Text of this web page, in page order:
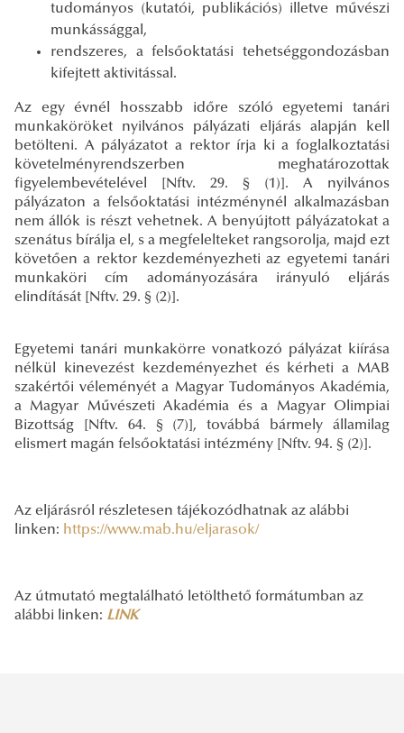
tudományos (kutatói, publikációs) illetve művészi
munkássággal,
rendszeres, a felsőoktatási tehetséggondozásban
kifejtett aktivitással.
Az egy évnél hosszabb időre szóló egyetemi tanári
munkaköröket nyilvános pályázati eljárás alapján kell
betölteni. A pályázatot a rektor írja ki a foglalkoztatási
követelményrendszerben meghatározottak
figyelembevételével [Nftv. 29. § (1)]. A nyilvános
pályázaton a felsőoktatási intézménynél alkalmazásban
nem állók is részt vehetnek. A benyújtott pályázatokat a
szenátus bírálja el, s a megfelelteket rangsorolja, majd ezt
követően a rektor kezdeményezheti az egyetemi tanári
munkaköri cím adományozására irányuló eljárás
elindítását [Nftv. 29. § (2)].
Egyetemi tanári munkakörre vonatkozó pályázat kiírása
nélkül kinevezést kezdeményezhet és kérheti a MAB
szakértői véleményét a Magyar Tudományos Akadémia,
a Magyar Művészeti Akadémia és a Magyar Olimpiai
Bizottság [Nftv. 64. § (7)], továbbá bármely államilag
elismert magán felsőoktatási intézmény [Nftv. 94. § (2)].
Az eljárásról részletesen tájékozódhatnak az alábbi
linken: https://www.mab.hu/eljarasok/
Az útmutató megtalálható letölthető formátumban az
alábbi linken: LINK